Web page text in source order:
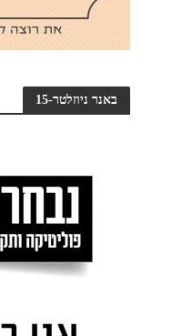
באנר ניוזלטר-15